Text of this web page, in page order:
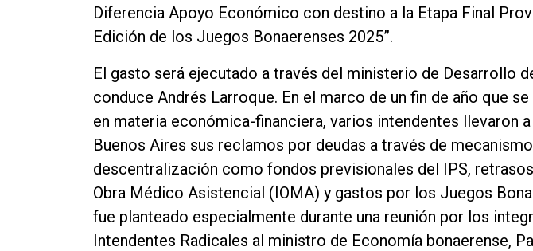
Diferencia Apoyo Económico con destino a la Etapa Final
Edición de los Juegos Bonaerenses 2025”.
El gasto será ejecutado a través del ministerio de Desarrollo
conduce Andrés Larroque. En el marco de un fin de año que
en materia económica-financiera, varios intendentes llevaron
Buenos Aires sus reclamos por deudas a través de
descentralización como fondos previsionales del IPS,
Obra Médico Asistencial (IOMA) y gastos por los Juegos
fue planteado especialmente durante una reunión por los
Intendentes Radicales al ministro de Economía bonaerense,